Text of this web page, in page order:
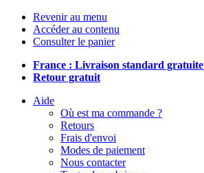
Revenir au menu
Accéder au contenu
Consulter le panier
France : Livraison standard gratuite
Retour gratuit
Aide
Où est ma commande ?
Retours
Frais d'envoi
Modes de paiement
Nous contacter